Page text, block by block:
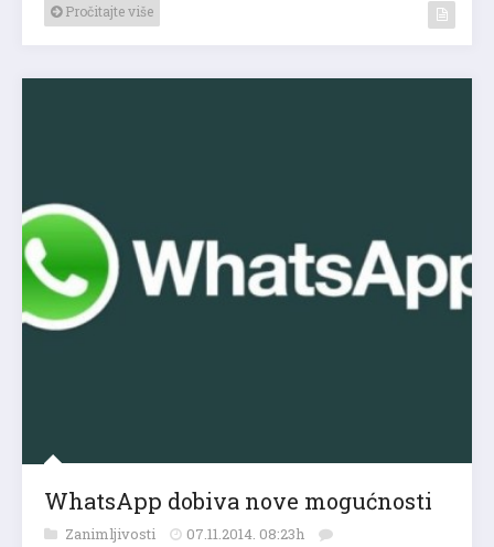
Pročitajte više
WhatsApp dobiva nove mogućnosti
Zanimljivosti 07.11.2014. 08:23h